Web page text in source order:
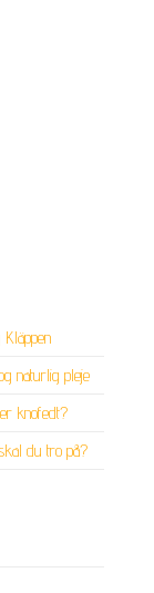
naturlig pleje
knofedt?
du tro på?